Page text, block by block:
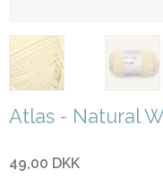
Atlas - Natural
49,00 DKK